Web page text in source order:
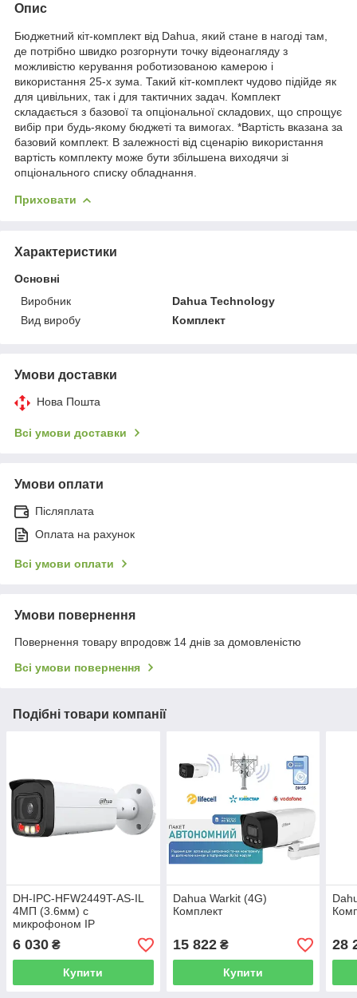
Опис
Бюджетний кіт-комплект від Dahua, який стане в нагоді там,
де потрібно швидко розгорнути точку відеонагляду з
можливістю керування роботизованою камерою і
використання 25-х зума. Такий кіт-комплект чудово підійде як
для цивільних, так і для тактичних задач. Комплект
складається з базової та опціональної складових, що спрощує
вибір при будь-якому бюджеті та вимогах. *Вартість вказана за
базовий комплект. В залежності від сценарію використання
вартість комплекту може бути збільшена виходячи зі
опціонального списку обладнання.
Приховати
Характеристики
Основні
Виробник
Dahua Technology
Вид виробу
Комплект
Умови доставки
Нова Пошта
Всі умови доставки
Умови оплати
Післяплата
Оплата на рахунок
Всі умови оплати
Умови повернення
Повернення товару впродовж 14 днів за домовленістю
Всі умови повернення
Подібні товари компанії
DH-IPC-HFW2449T-AS-IL
4МП (3.6мм) с
микрофоном IP
відеокамера Dahua
6 030 ₴
Купити
Dahua Warkit (4G)
Комплект
15 822₴
Купити
28